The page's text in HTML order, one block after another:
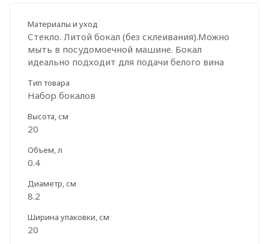
Материалы и уход
Стекло. Литой бокал (без склеивания).Можно
мыть в посудомоечной машине. Бокал
идеально подходит для подачи белого вина
Тип товара
Набор бокалов
Высота, см
20
Объем, л
0.4
Диаметр, см
8.2
Ширина упаковки, см
20